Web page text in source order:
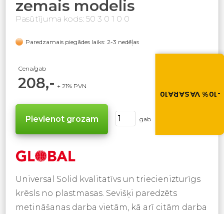
Vasara nāk ar
-10% VASARA10
zemais modelis
Pasūtījuma kods: 50 3 0 1 0 0
Paredzamais piegādes laiks: 2-3 nedēļas
Cena/gab
208,- + 21% PVN
gab
Universal Solid kvalitatīvs un triecienizturīgs
krēsls no plastmasas. Sevišķi paredzēts
metināšanas darba vietām, kā arī citām darba